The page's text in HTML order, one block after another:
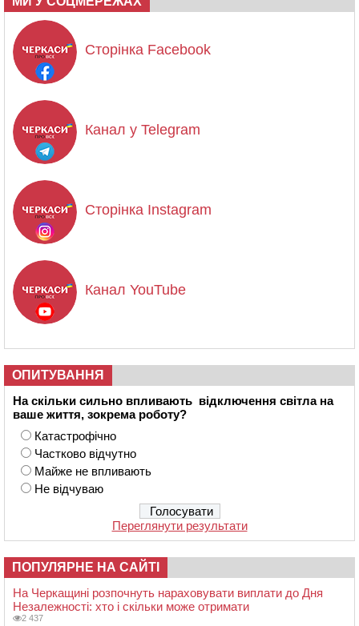
Сторінка Facebook
Канал у Telegram
Сторінка Instagram
Канал YouTube
ОПИТУВАННЯ
На скільки сильно впливають відключення світла на
ваше життя, зокрема роботу?
Катастрофічно
Частково відчутно
Майже не впливають
Не відчуваю
Переглянути результати
ПОПУЛЯРНЕ НА САЙТІ
На Черкащині розпочнуть нараховувати виплати до Дня
Незалежності: хто і скільки може отримати
2 437